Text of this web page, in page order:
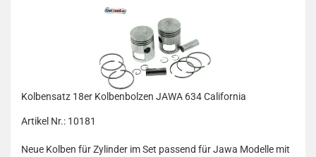
Kolbensatz 18er Kolbenbolzen JAWA 634 California
Artikel Nr.: 10181
Neue Kolben für Zylinder im Set passend für Jawa Modelle mit